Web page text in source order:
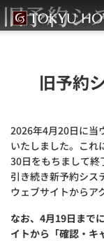
旧予約シ
旧予約
2026年4月20日に当
いたしました。これ
30日をもちまして終
引き続き新予約シス
ウェブサイトからア
なお、4月19日まで
イトから「確認・キ